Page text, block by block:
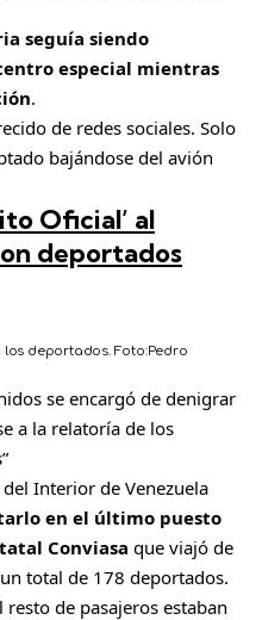
seguía siendo
especial mientras
.
de redes sociales. Solo
bajándose del avión
Oficial’ al
deportados
los deportados. Foto:Pedro
se encargó de denigrar
a la relatoría de los
Interior de Venezuela
en el último puesto
Conviasa que viajó de
total de 178 deportados.
de pasajeros estaban